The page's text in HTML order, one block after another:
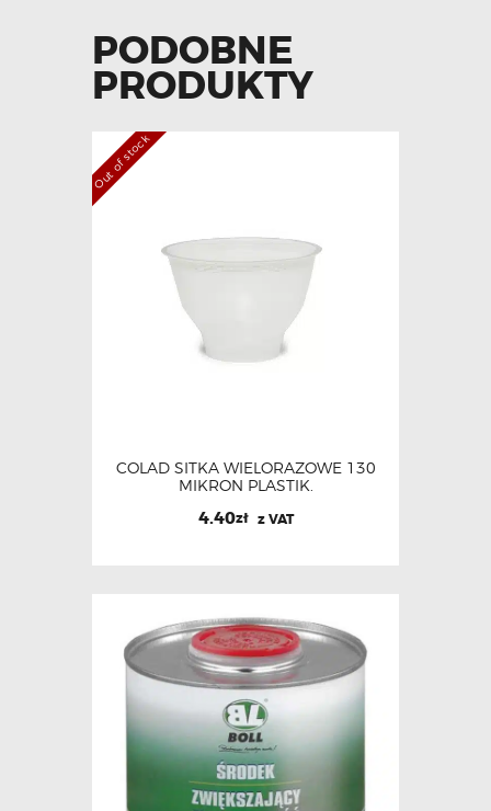
PODOBNE
PRODUKTY
Out of stock
COLAD SITKA WIELORAZOWE 130
MIKRON PLASTIK.
4.40zł z VAT